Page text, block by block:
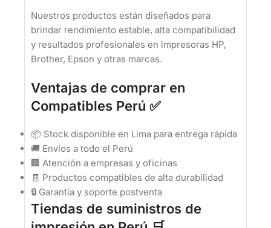
Nuestros productos están diseñados para
brindar rendimiento estable, alta compatibilidad
y resultados profesionales en impresoras HP,
Brother, Epson y otras marcas.
Ventajas de comprar en
Compatibles Perú ✅
📦 Stock disponible en Lima para entrega rápida
🚚 Envíos a todo el Perú
🏢 Atención a empresas y oficinas
🧾 Productos compatibles de alta durabilidad
🔒 Garantía y soporte postventa
Tiendas de suministros de